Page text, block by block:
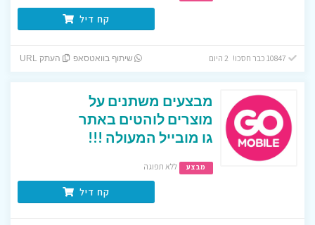
קח דיל
שיתוף בוואטסאפ העתק URL
מבצעים משתנים על
מוצרים לוהטים באתר
גו מובייל המעולה !!!
מבצע ללא תפוגה
קח דיל